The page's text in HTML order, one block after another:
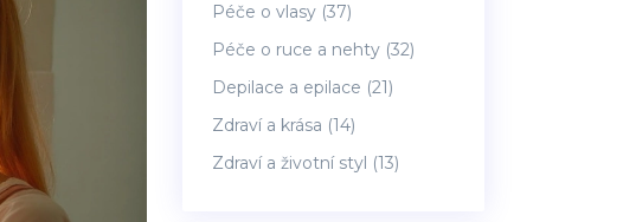
Péče o vlasy (37)
Péče o ruce a nehty (32)
Depilace a epilace (21)
Zdraví a krása (14)
Zdraví a životní styl (13)